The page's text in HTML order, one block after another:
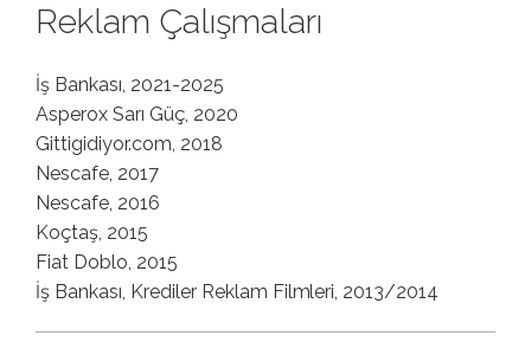
Reklam Çalışmaları
İş Bankası, 2021-2025
Asperox Sarı Güç, 2020
Gittigidiyor.com, 2018
Nescafe, 2017
Nescafe, 2016
Koçtaş, 2015
Fiat Doblo, 2015
İş Bankası, Krediler Reklam Filmleri, 2013/2014